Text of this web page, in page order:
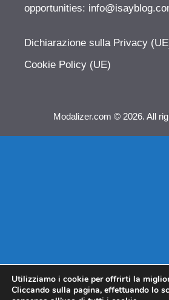
opportunities:
Dichiarazione sulla Privacy
Cookie Policy (UE)
Modalizer.com © 2026. All
Utilizziamo i cookie per offrirti la
Cliccando sulla pagina, effettuando lo